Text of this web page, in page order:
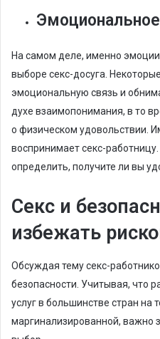
На самом деле, именно
выборе секс-досуга.
эмоциональную связь и
духе взаимопонимания, в то
о физическом удовольствии.
воспринимает секс-
определить, получите ли вы
Секс и
избежать
Обсуждая тему секс-
безопасности. Учитывая, что
услуг в большинстве стран на
маргинализированной, важно